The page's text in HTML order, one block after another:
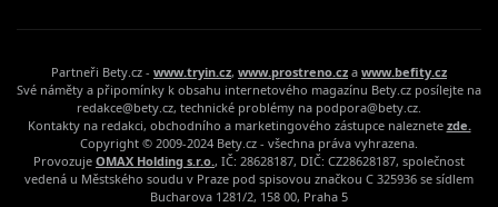
Partneři Bety.cz - www.tryin.cz, www.prostreno.cz a www.befity.cz
Své náměty a připomínky k obsahu internetového magazínu Bety.cz posílejte na
redakce@bety.cz, technické problémy na podpora@bety.cz.
Kontakty na redakci, obchodního a marketingového zástupce naleznete zde.
Copyright © 2009-2024 Bety.cz - všechna práva vyhrazena.
Provozuje OMAX Holding s.r.o., IČ: 28628187, DIČ: CZ28628187, společnost
vedená u Městského soudu v Praze pod spisovou značkou C 325936 se sídlem
Bucharova 1281/2, 158 00, Praha 5